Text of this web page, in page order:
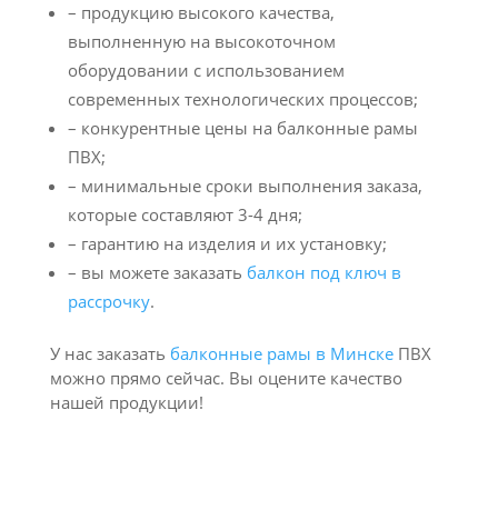
– продукцию высокого качества,
выполненную на высокоточном
оборудовании с использованием
современных технологических процессов;
– конкурентные цены на балконные рамы
ПВХ;
– минимальные сроки выполнения заказа,
которые составляют 3-4 дня;
– гарантию на изделия и их установку;
– вы можете заказать балкон под ключ в
рассрочку.
У нас заказать балконные рамы в МинскеПВХ
можно прямо сейчас. Вы оцените качество
нашей продукции!